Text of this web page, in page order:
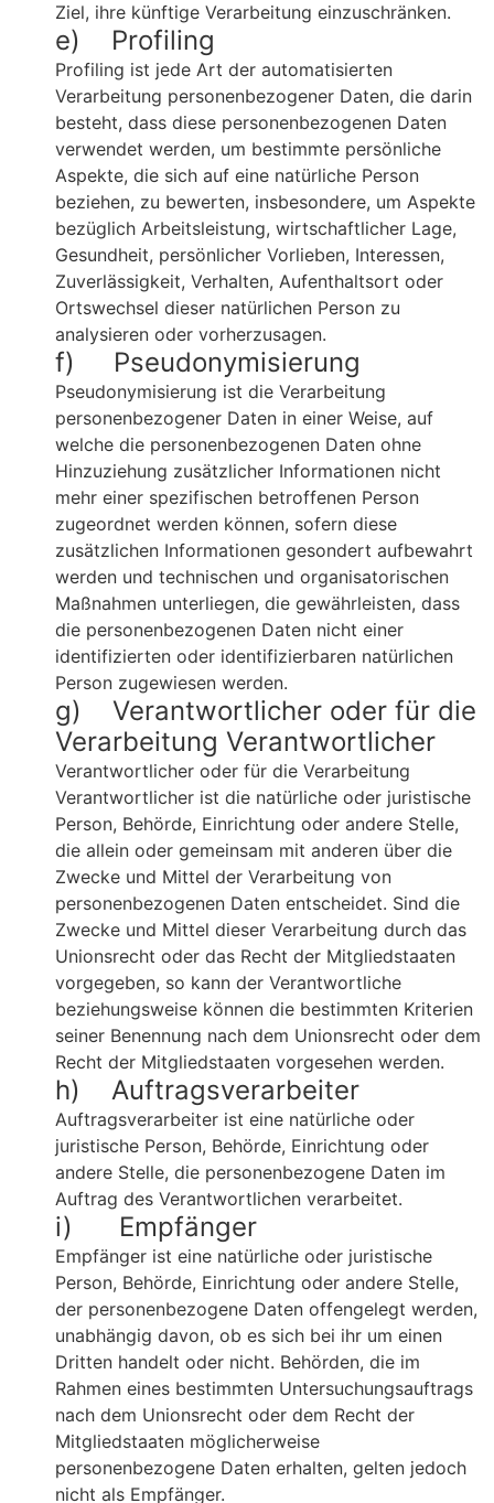
Ziel, ihre künftige Verarbeitung einzuschränken.
e) Profiling
Profiling ist jede Art der automatisierten
Verarbeitung personenbezogener Daten, die darin
besteht, dass diese personenbezogenen Daten
verwendet werden, um bestimmte persönliche
Aspekte, die sich auf eine natürliche Person
beziehen, zu bewerten, insbesondere, um Aspekte
bezüglich Arbeitsleistung, wirtschaftlicher Lage,
Gesundheit, persönlicher Vorlieben, Interessen,
Zuverlässigkeit, Verhalten, Aufenthaltsort oder
Ortswechsel dieser natürlichen Person zu
analysieren oder vorherzusagen.
f) Pseudonymisierung
Pseudonymisierung ist die Verarbeitung
personenbezogener Daten in einer Weise, auf
welche die personenbezogenen Daten ohne
Hinzuziehung zusätzlicher Informationen nicht
mehr einer spezifischen betroffenen Person
zugeordnet werden können, sofern diese
zusätzlichen Informationen gesondert aufbewahrt
werden und technischen und organisatorischen
Maßnahmen unterliegen, die gewährleisten, dass
die personenbezogenen Daten nicht einer
identifizierten oder identifizierbaren natürlichen
Person zugewiesen werden.
g) Verantwortlicher oder für die
Verarbeitung Verantwortlicher
Verantwortlicher oder für die Verarbeitung
Verantwortlicher ist die natürliche oder juristische
Person, Behörde, Einrichtung oder andere Stelle,
die allein oder gemeinsam mit anderen über die
Zwecke und Mittel der Verarbeitung von
personenbezogenen Daten entscheidet. Sind die
Zwecke und Mittel dieser Verarbeitung durch das
Unionsrecht oder das Recht der Mitgliedstaaten
vorgegeben, so kann der Verantwortliche
beziehungsweise können die bestimmten Kriterien
seiner Benennung nach dem Unionsrecht oder dem
Recht der Mitgliedstaaten vorgesehen werden.
h) Auftragsverarbeiter
Auftragsverarbeiter ist eine natürliche oder
juristische Person, Behörde, Einrichtung oder
andere Stelle, die personenbezogene Daten im
Auftrag des Verantwortlichen verarbeitet.
i) Empfänger
Empfänger ist eine natürliche oder juristische
Person, Behörde, Einrichtung oder andere Stelle,
der personenbezogene Daten offengelegt werden,
unabhängig davon, ob es sich bei ihr um einen
Dritten handelt oder nicht. Behörden, die im
Rahmen eines bestimmten Untersuchungsauftrags
nach dem Unionsrecht oder dem Recht der
Mitgliedstaaten möglicherweise
personenbezogene Daten erhalten, gelten jedoch
nicht als Empfänger.